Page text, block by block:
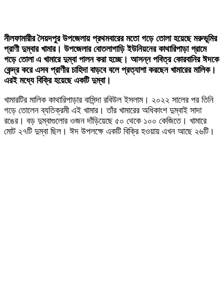
নীলফামারীর সৈয়দপুর উপজেলায় প্রথমবারের মতো গড়ে তোলা হয়েছে মরুভূমির
প্রাণী দুম্বার খামার। উপজেলার বোতলাগাড়ি ইউনিয়নের কাথারিপাড়া গ্রামে
গড়ে তোলা এ খামারে দুম্বা পালন করা হচ্ছে। আসন্ন পবিত্র কোরবানির ঈদকে
কেন্দ্র করে এসব প্রাণীর চাহিদা বাড়বে বলে প্রত্যাশা করছেন খামারের মালিক।
এরই মধ্যে বিক্রি হয়েছে একটি দুম্বা।
খামারটির মালিক কাথারিপাড়ার বাসিন্দা রবিউল ইসলাম। ২০২২ সালের পর তিনি
গড়ে তোলেন ব্যতিক্রমী এই খামার। তাঁর খামারের অধিকাংশ দুম্বাই সাদা
রঙের। বড় দুম্বাগুলোর ওজন দাঁড়িয়েছে ৫০ থেকে ১০০ কেজিতে। খামারে
মোট ২৭টি দুম্বা ছিল। ঈদ উপলক্ষে একটি বিক্রি হওয়ায় এখন আছে ২৬টি।